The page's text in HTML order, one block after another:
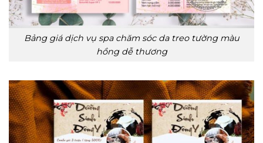
Bảng giá dịch vụ spa chăm sóc da treo tường màu
hồng dễ thương